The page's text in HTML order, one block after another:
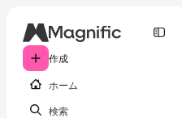
作成
ホーム
検索